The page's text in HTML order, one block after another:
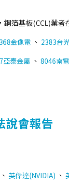
箔基板(CCL)業
金像電 、 2383台
亞泰金屬 、 8046南電
說會報告
、 英偉達(NVIDIA) 、